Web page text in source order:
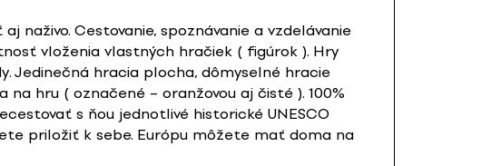
naživo. Cestovanie, spoznávanie a vzdelávanie
vloženia vlastných hračiek ( figúrok ). Hry
Jedinečná hracia plocha, dômyselné hracie
hru ( označené – oranžovou aj čisté ). 100%
s ňou jednotlivé historické UNESCO
priložiť k sebe. Európu môžete mať doma na